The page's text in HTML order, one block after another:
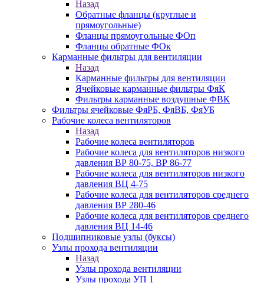
Назад
Обратные фланцы (круглые и
прямоугольные)
Фланцы прямоугольные ФОп
Фланцы обратные ФОк
Карманные фильтры для вентиляции
Назад
Карманные фильтры для вентиляции
Ячейковые карманные фильтры ФяК
Фильтры карманные воздушные ФВК
Фильтры ячейковые ФяРБ, ФяВБ, ФяУБ
Рабочие колеса вентиляторов
Назад
Рабочие колеса вентиляторов
Рабочие колеса для вентиляторов низкого
давления ВР 80-75, ВР 86-77
Рабочие колеса для вентиляторов низкого
давления ВЦ 4-75
Рабочие колеса для вентиляторов среднего
давления ВР 280-46
Рабочие колеса для вентиляторов среднего
давления ВЦ 14-46
Подшипниковые узлы (буксы)
Узлы прохода вентиляции
Назад
Узлы прохода вентиляции
Узлы прохода УП 1